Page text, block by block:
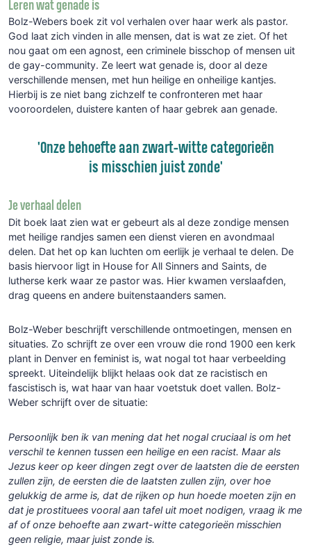
Leren wat genade is
Bolz-Webers boek zit vol verhalen over haar werk als pastor.
God laat zich vinden in alle mensen, dat is wat ze ziet. Of het
nou gaat om een agnost, een criminele bisschop of mensen uit
de gay-community. Ze leert wat genade is, door al deze
verschillende mensen, met hun heilige en onheilige kantjes.
Hierbij is ze niet bang zichzelf te confronteren met haar
vooroordelen, duistere kanten of haar gebrek aan genade.
'Onze behoefte aan zwart-witte categorieën
is misschien juist zonde'
Je verhaal delen
Dit boek laat zien wat er gebeurt als al deze zondige mensen
met heilige randjes samen een dienst vieren en avondmaal
delen. Dat het op kan luchten om eerlijk je verhaal te delen. De
basis hiervoor ligt in House for All Sinners and Saints, de
lutherse kerk waar ze pastor was. Hier kwamen verslaafden,
drag queens en andere buitenstaanders samen.
Bolz-Weber beschrijft verschillende ontmoetingen, mensen en
situaties. Zo schrijft ze over een vrouw die rond 1900 een kerk
plant in Denver en feminist is, wat nogal tot haar verbeelding
spreekt. Uiteindelijk blijkt helaas ook dat ze racistisch en
fascistisch is, wat haar van haar voetstuk doet vallen. Bolz-
Weber schrijft over de situatie:
Persoonlijk ben ik van mening dat het nogal cruciaal is om het
verschil te kennen tussen een heilige en een racist. Maar als
Jezus keer op keer dingen zegt over de laatsten die de eersten
zullen zijn, de eersten die de laatsten zullen zijn, over hoe
gelukkig de arme is, dat de rijken op hun hoede moeten zijn en
dat je prostituees vooral aan tafel uit moet nodigen, vraag ik me
af of onze behoefte aan zwart-witte categorieën misschien
geen religie, maar juist zonde is.